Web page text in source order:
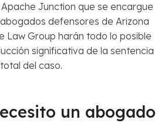
Junction que se encargue
defensores de Arizona
Law Group harán todo lo posible
significativa de la sentencia
del caso.
un abogado